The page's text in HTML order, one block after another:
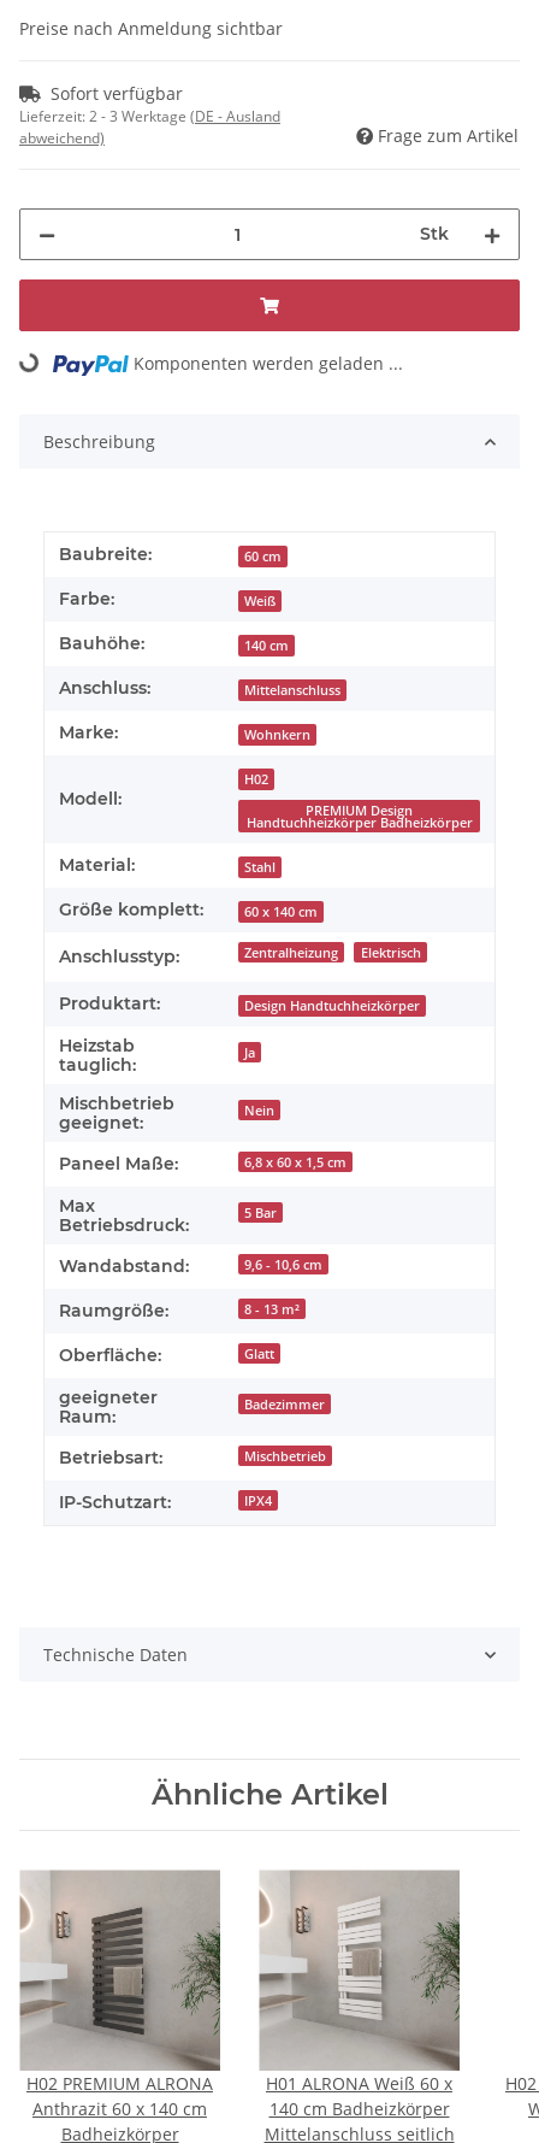
Preise nach Anmeldung sichtbar
Sofort verfügbar
Lieferzeit:2 - 3 Werktage (DE - Ausland
abweichend)
Frage zum Artikel
Stk
Loading... Komponenten werden geladen ...
Beschreibung
Baubreite: 60 cm
Farbe: Weiß
Bauhöhe: 140 cm
Anschluss: Mittelanschluss
Marke: Wohnkern
Modell:
H02
PREMIUM Design
Handtuchheizkörper Badheizkörper
Material: Stahl
Größe komplett: 60 x 140 cm
Anschlusstyp: Zentralheizung Elektrisch
Produktart: Design Handtuchheizkörper
Heizstab
tauglich:
Ja
Mischbetrieb
geeignet:
Nein
Paneel Maße: 6,8 x 60 x 1,5 cm
Max
Betriebsdruck:
5 Bar
Wandabstand: 9,6 - 10,6 cm
Raumgröße: 8 - 13 m²
Oberfläche: Glatt
geeigneter
Raum:
Badezimmer
Betriebsart: Mischbetrieb
IP-Schutzart: IPX4
Technische Daten
Ähnliche Artikel
H02 PREMIUM ALRONA
Anthrazit 60 x 140 cm
Badheizkörper
H01 ALRONA Weiß 60 x
140 cm Badheizkörper
Mittelanschluss seitlich